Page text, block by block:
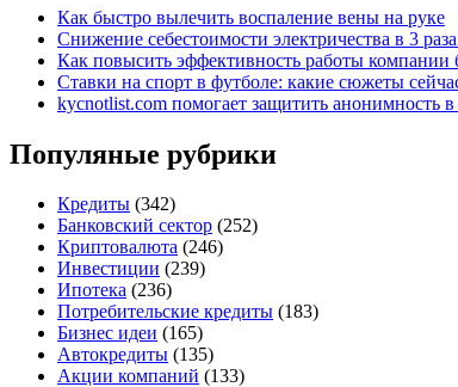
Как быстро вылечить воспаление вены на руке
Снижение себестоимости электричества в 3
Как повысить эффективность работы компании
Ставки на спорт в футболе: какие сюжеты
kycnotlist.com помогает защитить анонимность
Популяные рубрики
Кредиты (342)
Банковский сектор (252)
Криптовалюта (246)
Инвестиции (239)
Ипотека (236)
Потребительские кредиты (183)
Бизнес идеи (165)
Автокредиты (135)
Акции компаний (133)